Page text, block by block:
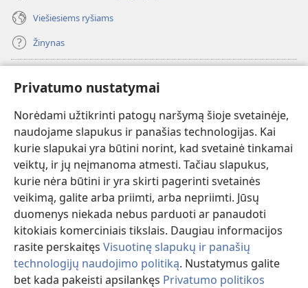
Privatumo nustatymai
Norėdami užtikrinti patogų naršymą šioje svetainėje,
naudojame slapukus ir panašias technologijas. Kai
kurie slapukai yra būtini norint, kad svetainė tinkamai
veiktų, ir jų neįmanoma atmesti. Tačiau slapukus,
kurie nėra būtini ir yra skirti pagerinti svetainės
veikimą, galite arba priimti, arba nepriimti. Jūsų
duomenys niekada nebus parduoti ar panaudoti
kitokiais komerciniais tikslais. Daugiau informacijos
rasite perskaitęs Visuotinę slapukų ir panašių
technologijų naudojimo politiką. Nustatymus galite
bet kada pakeisti apsilankęs Privatumo politikos
Viešiesiems ryšiams
Žinynas
(atsiveria
naujas
langas)Sargybos bokšto INTERNETINĖ BIBLIOTEKA
(atsiveria
naujas
langas)JW Hub ®
(atsiveria
naujas
langas)JW Library
Watchtower Library
Copyright© 2026 Watch Tower Bible and Tract Society of Pennsylvania.